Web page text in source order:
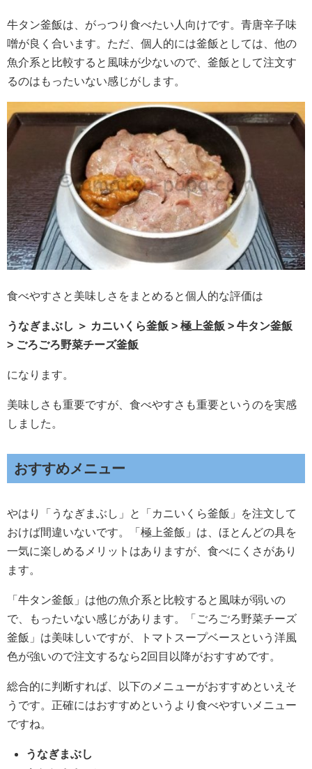
牛タン釜飯は、がっつり食べたい人向けです。青唐辛子味
噌が良く合います。ただ、個人的には釜飯としては、他の
魚介系と比較すると風味が少ないので、釜飯として注文す
るのはもったいない感じがします。
食べやすさと美味しさをまとめると個人的な評価は
うなぎまぶし ＞ カニいくら釜飯 > 極上釜飯 > 牛タン釜飯
> ごろごろ野菜チーズ釜飯
になります。
美味しさも重要ですが、食べやすさも重要というのを実感
しました。
おすすめメニュー
やはり「うなぎまぶし」と「カニいくら釜飯」を注文して
おけば間違いないです。「極上釜飯」は、ほとんどの具を
一気に楽しめるメリットはありますが、食べにくさがあり
ます。
「牛タン釜飯」は他の魚介系と比較すると風味が弱いの
で、もったいない感じがあります。「ごろごろ野菜チーズ
釜飯」は美味しいですが、トマトスープベースという洋風
色が強いので注文するなら2回目以降がおすすめです。
総合的に判断すれば、以下のメニューがおすすめといえそ
うです。正確にはおすすめというより食べやすいメニュー
ですね。
うなぎまぶし